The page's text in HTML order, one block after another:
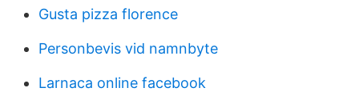
Gusta pizza florence
Personbevis vid namnbyte
Larnaca online facebook